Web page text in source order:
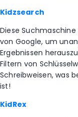
Kidzsearch
Diese
von Google, um
Ergebnissen
Filtern von
Schreibweisen, was
ist!
KidRex